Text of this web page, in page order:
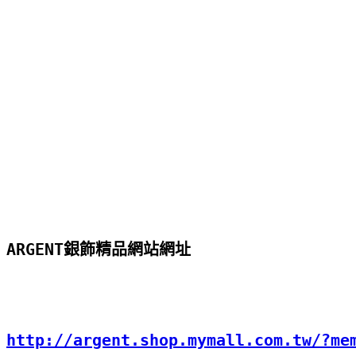
ARGENT銀飾精品網站網址
http://argent.shop.mymall.com.tw/